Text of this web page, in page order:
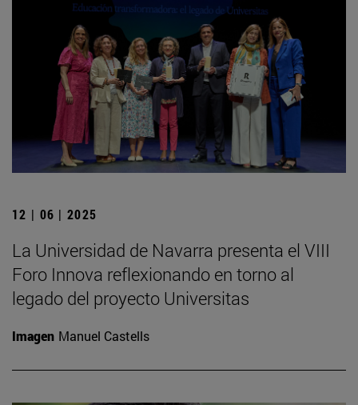
12 | 06 | 2025
La Universidad de Navarra presenta el VIII
Foro Innova reflexionando en torno al
legado del proyecto Universitas
Imagen Manuel Castells